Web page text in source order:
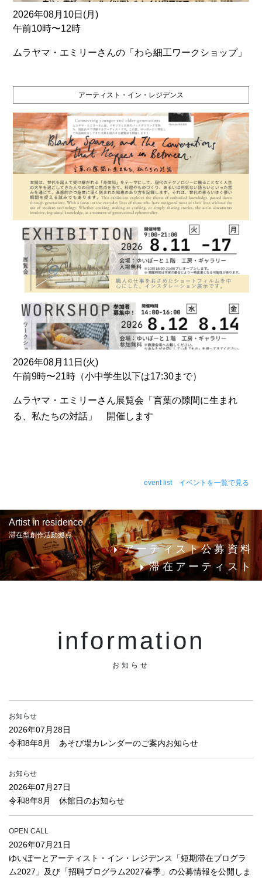
2026年08月10日(月)
午前10時〜12時
ムラヤマ・エミリーさんの「わら細工ワークショップ」
アーティスト・イン・レジデンス
2026年08月11日(火)
午前9時〜21時（小中学生以下は17:30まで）
ムラヤマ・エミリーさん展覧会「言葉の隙間に生まれ
る、私たちの対話」 開催します
event list イベントを一覧で見る
Artist in residence
滞在型創作活動拠点
アーティスト公募資料
滞在アーティスト
information
お知らせ
お知らせ
2026年07月28日
令和8年8月 あそび場カレンダーのご案内お知らせ
お知らせ
2026年07月27日
令和8年8月 休館日のお知らせ
OPEN CALL
2026年07月21日
ゆいぽーとアーティスト・イン・レジデンス「短期滞在プログラ
ム2027」及び「招聘プログラム2027春季」の公募情報を公開しま